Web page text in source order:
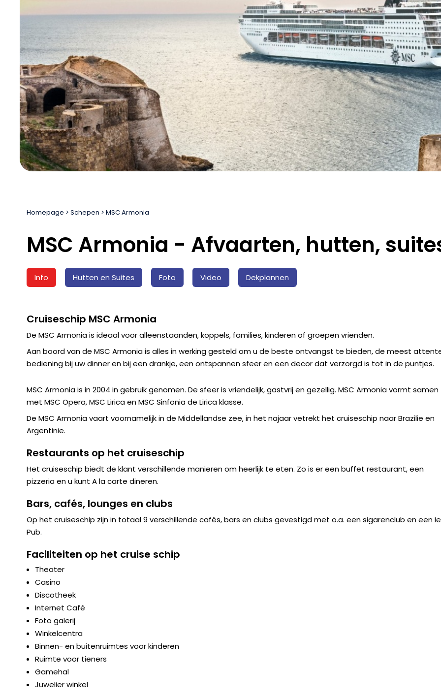
Homepage Schepen MSC Armonia
MSC Armonia - Afvaarten, hutten,
Info Hutten en Suites Foto Video Dekplannen
Cruiseschip MSC Armonia
De MSC Armonia is ideaal voor alleenstaanden, koppels, families, kinderen of groepen vrienden.
Aan boord van de MSC Armonia is alles in werking gesteld om u de beste ontvangst te bieden, de meest
bediening bij uw dinner en bij een drankje, een ontspannen sfeer en een decor dat verzorgd is tot in de puntjes.
MSC Armonia is in 2004 in gebruik genomen. De sfeer is vriendelijk, gastvrij en gezellig. MSC Armonia vormt samen
met MSC Opera, MSC Lirica en MSC Sinfonia de Lirica klasse.
De MSC Armonia vaart voornamelijk in de Middellandse zee, in het najaar vetrekt het cruiseschip naar Brazilie en
Argentinie.
Restaurants op het cruiseschip
Het cruiseschip biedt de klant verschillende manieren om heerlijk te eten. Zo is er een buffet restaurant, een
pizzeria en u kunt A la carte dineren.
Bars, cafés, lounges en clubs
Op het cruiseschip zijn in totaal 9 verschillende cafés, bars en clubs gevestigd met o.a. een sigarenclub en een
Pub.
Faciliteiten op het cruise schip
Theater
Casino
Discotheek
Internet Café
Foto galerij
Winkelcentra
Binnen- en buitenruimtes voor kinderen
Ruimte voor tieners
Gamehal
Juwelier winkel